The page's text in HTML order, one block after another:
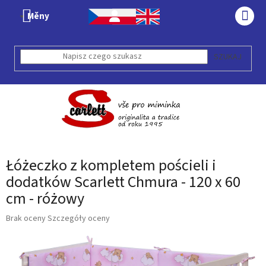
Měny
SZUKAJ
Łóżeczko z kompletem pościeli i
dodatków Scarlett Chmura - 120 x 60
cm - różowy
Średnia
wynosi
Brak ocenySzczegóły oceny